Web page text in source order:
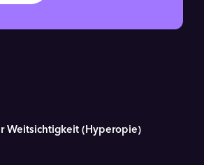
Weitsichtigkeit (Hyperopie)